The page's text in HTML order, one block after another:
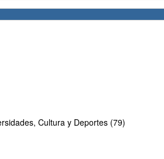
Cultura y Deportes (79)